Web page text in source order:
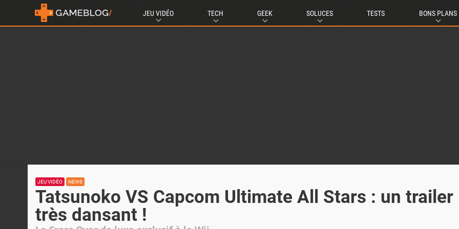
JEU VIDÉO TECH GEEK SOLUCES TESTS BONS PLANS
JEU VIDÉO NEWS
Tatsunoko VS Capcom Ultimate All Stars : un trailer
très dansant !